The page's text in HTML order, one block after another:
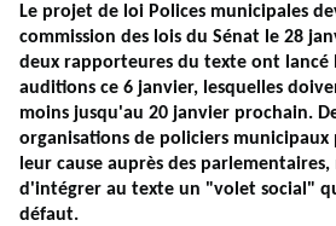
Le projet de loi Polices municipales
commission des lois du Sénat le 28
deux rapporteures du texte ont lancé
auditions ce 6 janvier, lesquelles
moins jusqu'au 20 janvier prochain.
organisations de policiers
leur cause auprès des
d'intégrer au texte un "volet social"
défaut.